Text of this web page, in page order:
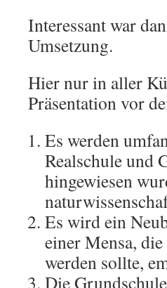
Interessant war
Umsetzung.
Hier nur in aller
Präsentation vor
Es werden
Realschule und
hingewiesen
Es wird ein
einer Mensa,
werden sollte,
Die